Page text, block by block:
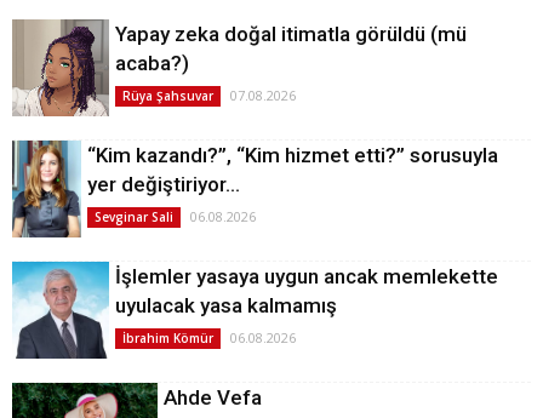
Yapay zeka doğal itimatla görüldü (mü
acaba?)
Rüya Şahsuvar 07.08.2026
“Kim kazandı?”, “Kim hizmet etti?” sorusuyla
yer değiştiriyor…
Sevginar Sali 06.08.2026
İşlemler yasaya uygun ancak memlekette
uyulacak yasa kalmamış
İbrahim Kömür 06.08.2026
Ahde Vefa